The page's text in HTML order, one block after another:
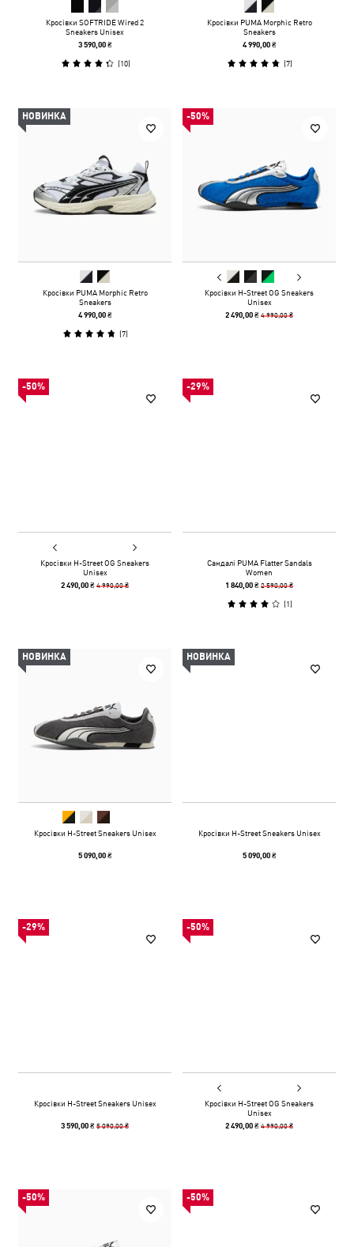
Кросівки SOFTRIDE Wired 2
Sneakers Unisex
3 590,00 ₴
(10)
Кросівки PUMA Morphic Retro
Sneakers
4 990,00 ₴
(7)
НОВИНКА
Кросівки PUMA Morphic Retro
Sneakers
4 990,00 ₴
(7)
-50%
Кросівки H-Street OG Sneakers
Unisex
2 490,00 ₴4 990,00 ₴
-50%
Кросівки H-Street OG Sneakers
Unisex
2 490,00 ₴4 990,00 ₴
-29%
Сандалі PUMA Flatter Sandals
Women
1 840,00 ₴2 590,00 ₴
(1)
НОВИНКА
Кросівки H-Street Sneakers Unisex
5 090,00 ₴
НОВИНКА
Кросівки H-Street Sneakers Unisex
5 090,00 ₴
-29%
Кросівки H-Street Sneakers Unisex
3 590,00 ₴5 090,00 ₴
-50%
Кросівки H-Street OG Sneakers
Unisex
2 490,00 ₴4 990,00 ₴
-50% -50%